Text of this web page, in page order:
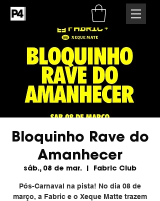
Bloquinho Rave do
Amanhecer
sáb., 08 de mar.
  |
Fabric Club
Pós-Carnaval na pista! No dia 08 de
março, a Fabric e o Xeque Matte trazem